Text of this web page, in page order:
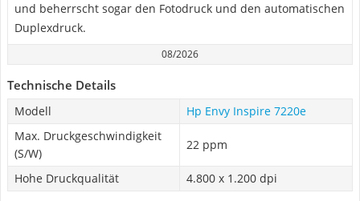
und beherrscht sogar den Fotodruck und den automatischen
Duplexdruck.
08/2026
Technische Details
Modell
Hp Envy Inspire 7220e
Max. Druckgeschwindigkeit
(S/W)
22 ppm
Hohe Druckqualität 4.800 x 1.200 dpi